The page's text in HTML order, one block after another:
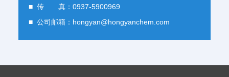
■ 传 真：0937-5900969
■ 公司邮箱： hongyan@hongyanchem.com